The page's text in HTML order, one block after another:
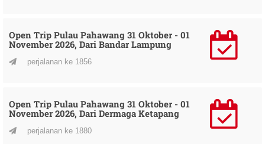
Open Trip Pulau Pahawang 31 Oktober - 01
November 2026, Dari Bandar Lampung
perjalanan ke 1856
Open Trip Pulau Pahawang 31 Oktober - 01
November 2026, Dari Dermaga Ketapang
perjalanan ke 1880